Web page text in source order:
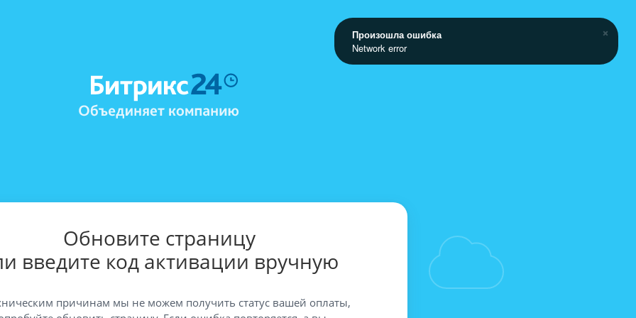
Обновите страницу
введите код активации вручную
причинам мы не можем получить статус вашей оплаты,
Произошла ошибка
Network error